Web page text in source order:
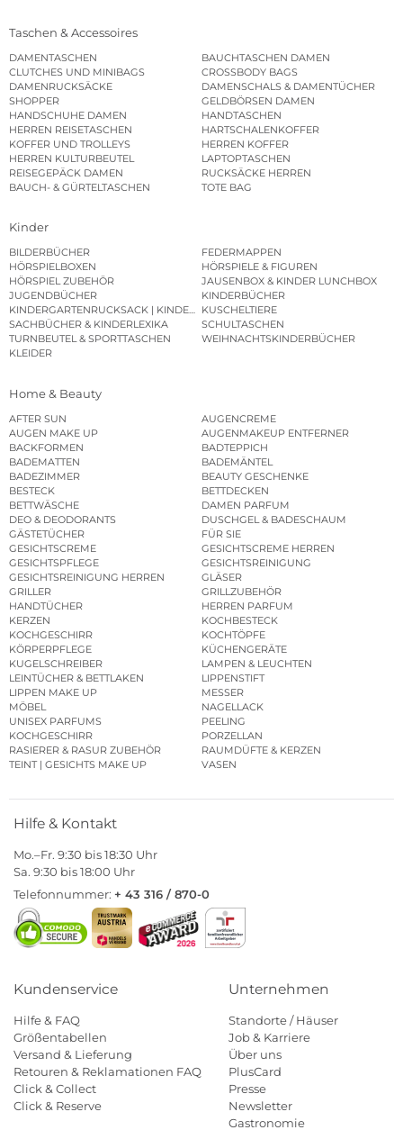
Taschen & Accessoires
DAMENTASCHEN
BAUCHTASCHEN DAMEN
CLUTCHES UND MINIBAGS
CROSSBODY BAGS
DAMENRUCKSÄCKE
DAMENSCHALS & DAMENTÜCHER
SHOPPER
GELDBÖRSEN DAMEN
HANDSCHUHE DAMEN
HANDTASCHEN
HERREN REISETASCHEN
HARTSCHALENKOFFER
KOFFER UND TROLLEYS
HERREN KOFFER
HERREN KULTURBEUTEL
LAPTOPTASCHEN
REISEGEPÄCK DAMEN
RUCKSÄCKE HERREN
BAUCH- & GÜRTELTASCHEN
TOTE BAG
Kinder
BILDERBÜCHER
FEDERMAPPEN
HÖRSPIELBOXEN
HÖRSPIELE & FIGUREN
HÖRSPIEL ZUBEHÖR
JAUSENBOX & KINDER LUNCHBOX
JUGENDBÜCHER
KINDERBÜCHER
KINDERGARTENRUCKSACK | KINDERGARTENBEUTEL
KUSCHELTIERE
SACHBÜCHER & KINDERLEXIKA
SCHULTASCHEN
TURNBEUTEL & SPORTTASCHEN
WEIHNACHTSKINDERBÜCHER
KLEIDER
Home & Beauty
AFTER SUN
AUGENCREME
AUGEN MAKE UP
AUGENMAKEUP ENTFERNER
BACKFORMEN
BADTEPPICH
BADEMATTEN
BADEMÄNTEL
BADEZIMMER
BEAUTY GESCHENKE
BESTECK
BETTDECKEN
BETTWÄSCHE
DAMEN PARFUM
DEO & DEODORANTS
DUSCHGEL & BADESCHAUM
GÄSTETÜCHER
FÜR SIE
GESICHTSCREME
GESICHTSCREME HERREN
GESICHTSPFLEGE
GESICHTSREINIGUNG
GESICHTSREINIGUNG HERREN
GLÄSER
GRILLER
GRILLZUBEHÖR
HANDTÜCHER
HERREN PARFUM
KERZEN
KOCHBESTECK
KOCHGESCHIRR
KOCHTÖPFE
KÖRPERPFLEGE
KÜCHENGERÄTE
KUGELSCHREIBER
LAMPEN & LEUCHTEN
LEINTÜCHER & BETTLAKEN
LIPPENSTIFT
LIPPEN MAKE UP
MESSER
MÖBEL
NAGELLACK
UNISEX PARFUMS
PEELING
KOCHGESCHIRR
PORZELLAN
RASIERER & RASUR ZUBEHÖR
RAUMDÜFTE & KERZEN
TEINT | GESICHTS MAKE UP
VASEN
Hilfe & Kontakt
Mo.–Fr. 9:30 bis 18:30 Uhr
Sa. 9:30 bis 18:00 Uhr
Telefonnummer: + 43 316 / 870-0
Kundenservice
Hilfe & FAQ
Größentabellen
Versand & Lieferung
Retouren & Reklamationen FAQ
Click & Collect
Click & Reserve
Unternehmen
Standorte / Häuser
Job & Karriere
Über uns
PlusCard
Presse
Newsletter
Gastronomie